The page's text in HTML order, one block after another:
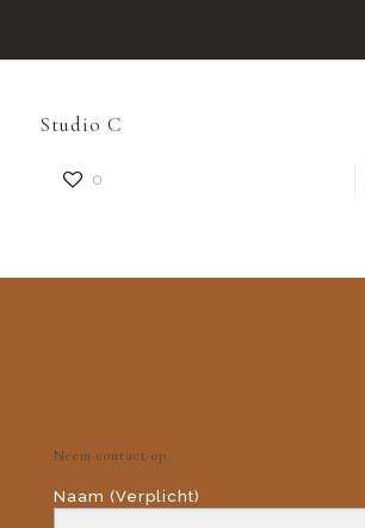
Studio C
0
Neem contact op
Naam (Verplicht)